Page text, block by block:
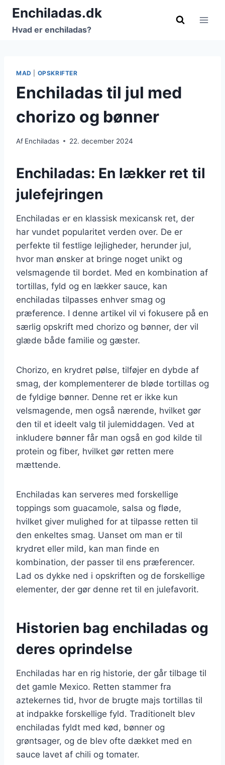
Fortsæt
indhold
Enchiladas.dk
Hvad er enchiladas?
MAD OPSKRIFTER
Enchiladas til jul med
chorizo og bønner
Af Enchiladas 22. december 2024
Enchiladas: En lækker ret til
julefejringen
Enchiladas er en klassisk mexicansk ret, der
har vundet popularitet verden over. De er
perfekte til festlige lejligheder, herunder jul,
hvor man ønsker at bringe noget unikt og
velsmagende til bordet. Med en kombination af
tortillas, fyld og en lækker sauce, kan
enchiladas tilpasses enhver smag og
præference. I denne artikel vil vi fokusere på en
særlig opskrift med chorizo og bønner, der vil
glæde både familie og gæster.
Chorizo, en krydret pølse, tilføjer en dybde af
smag, der komplementerer de bløde tortillas og
de fyldige bønner. Denne ret er ikke kun
velsmagende, men også nærende, hvilket gør
den til et ideelt valg til julemiddagen. Ved at
inkludere bønner får man også en god kilde til
protein og fiber, hvilket gør retten mere
mættende.
Enchiladas kan serveres med forskellige
toppings som guacamole, salsa og fløde,
hvilket giver mulighed for at tilpasse retten til
den enkeltes smag. Uanset om man er til
krydret eller mild, kan man finde en
kombination, der passer til ens præferencer.
Lad os dykke ned i opskriften og de forskellige
elementer, der gør denne ret til en julefavorit.
Historien bag enchiladas og
deres oprindelse
Enchiladas har en rig historie, der går tilbage til
det gamle Mexico. Retten stammer fra
aztekernes tid, hvor de brugte majs tortillas til
at indpakke forskellige fyld. Traditionelt blev
enchiladas fyldt med kød, bønner og
grøntsager, og de blev ofte dækket med en
sauce lavet af chili og tomater.